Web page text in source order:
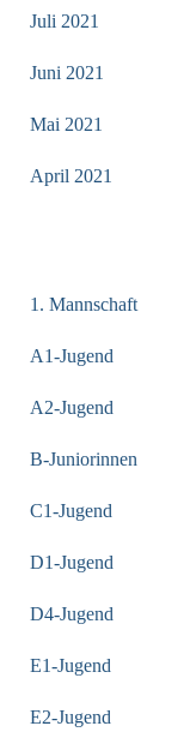
Juli 2021
Juni 2021
Mai 2021
April 2021
1. Mannschaft
A1-Jugend
A2-Jugend
B-Juniorinnen
C1-Jugend
D1-Jugend
D4-Jugend
E1-Jugend
E2-Jugend